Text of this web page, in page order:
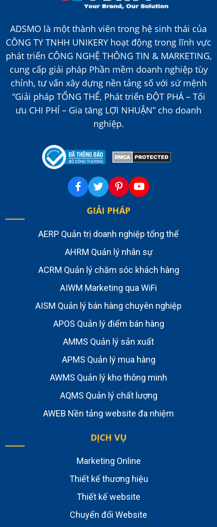
ADSMO là một thành viên trong hệ sinh thái của
CÔNG TY TNHH UNIKERY hoạt động trong lĩnh vực
phát triển CÔNG NGHỆ THÔNG TIN & MARKETING,
cung cấp giải pháp Phần mềm doanh nghiệp tùy
chỉnh, tư vấn xây dựng nền tảng số với sứ mệnh
“Giải pháp TỔNG THỂ, Phát triển ĐỘT PHÁ – Tối
ưu CHI PHÍ – Gia tăng LỢI NHUẬN” cho doanh
nghiệp.
GIẢI PHÁP
AERP Quản trị doanh nghiệp tổng thể
AHRM Quản lý nhân sự
ACRM Quản lý chăm sóc khách hàng
AIWM Marketing qua WiFi
AISM Quản lý bán hàng chuyên nghiệp
APOS Quản lý điểm bán hàng
AMMS Quản lý sản xuất
APMS Quản lý mua hàng
AWMS Quản lý kho thông minh
AQMS Quản lý chất lượng
AWEB Nền tảng website đa nhiệm
DỊCH VỤ
Marketing Online
Thiết kế thương hiệu
Thiết kế website
Chuyển đổi Website